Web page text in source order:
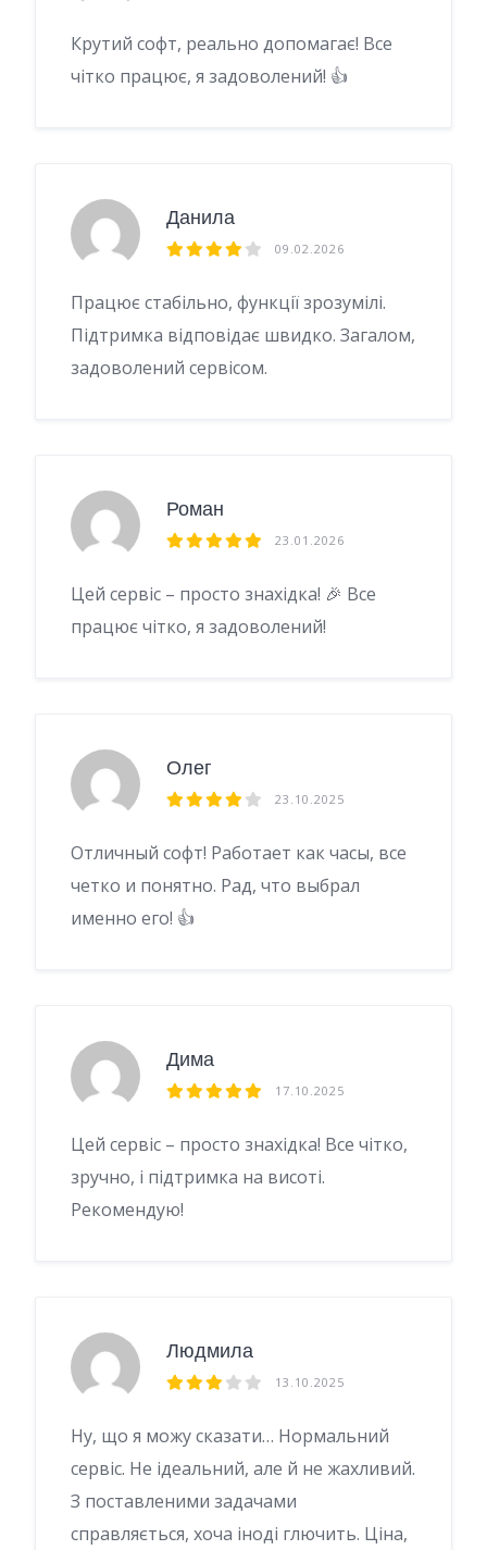
Крутий софт, реально допомагає! Все
чітко працює, я задоволений! 👍
Данила
09.02.2026
Працює стабільно, функції зрозумілі.
Підтримка відповідає швидко. Загалом,
задоволений сервісом.
Роман
23.01.2026
Цей сервіс – просто знахідка! 🎉 Все
працює чітко, я задоволений!
Олег
23.10.2025
Отличный софт! Работает как часы, все
четко и понятно. Рад, что выбрал
именно его! 👍
Дима
17.10.2025
Цей сервіс – просто знахідка! Все чітко,
зручно, і підтримка на висоті.
Рекомендую!
Людмила
13.10.2025
Ну, що я можу сказати… Нормальний
сервіс. Не ідеальний, але й не жахливий.
З поставленими задачами
справляється, хоча іноді глючить. Ціна,